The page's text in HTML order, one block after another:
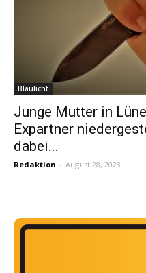
Blaulicht
Junge Mutter in
Expartner
dabei...
Redaktion - August 28, 2023